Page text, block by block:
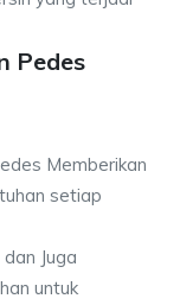
Pedes
Memberikan
setiap
Juga
untuk